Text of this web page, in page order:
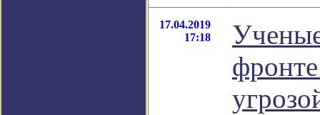
17.04.2019
17:18